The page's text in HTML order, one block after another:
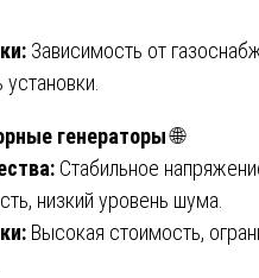
Зависимость от
генераторы🌐
Стабильное
низкий уровень шума.
Высокая стоимость,